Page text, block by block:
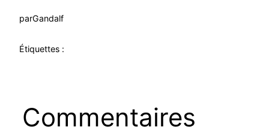
parGandalf
Étiquettes :
Commentaires